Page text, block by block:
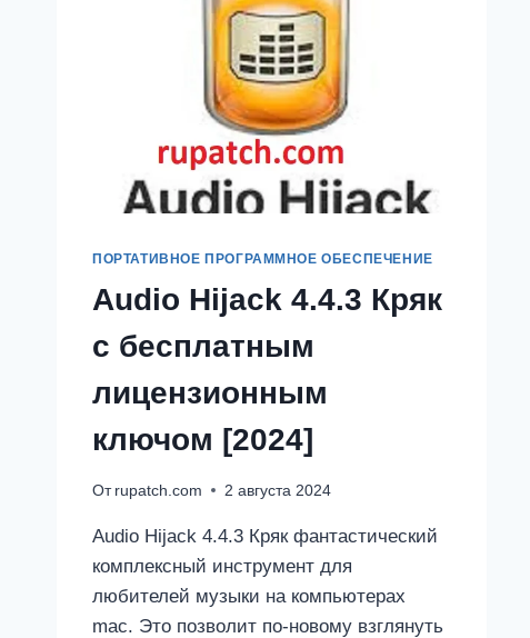
ПОРТАТИВНОЕ ПРОГРАММНОЕ ОБЕСПЕЧЕНИЕ
Audio Hijack 4.4.3 Кряк
с бесплатным
лицензионным
ключом [2024]
От rupatch.com 2 августа 2024
Audio Hijack 4.4.3 Кряк фантастический
комплексный инструмент для
любителей музыки на компьютерах
mac. Это позволит по-новому взглянуть